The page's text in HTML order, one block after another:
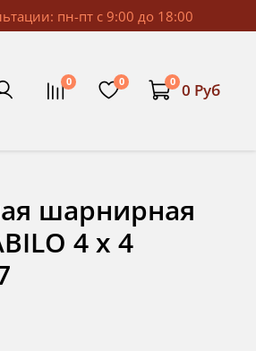
пн-пт с 9:00 до 18:00
0 0 0 0 Руб
шарнирная
4 х 4